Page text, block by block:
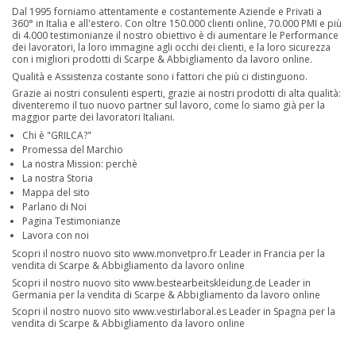
Dal 1995 forniamo attentamente e costantemente Aziende e Privati a
360° in Italia e all'estero. Con oltre 150.000 clienti online, 70.000 PMI e più
di 4.000 testimonianze il nostro obiettivo è di aumentare le Performance
dei lavoratori, la loro immagine agli occhi dei clienti, e la loro sicurezza
con i migliori prodotti di Scarpe & Abbigliamento da lavoro online.
Qualità e Assistenza costante sono i fattori che più ci distinguono.
Grazie ai nostri consulenti esperti, grazie ai nostri prodotti di alta qualità:
diventeremo il tuo nuovo partner sul lavoro, come lo siamo già per la
maggior parte dei lavoratori Italiani.
Chi è "GRILCA?"
Promessa del Marchio
La nostra Mission: perchè
La nostra Storia
Mappa del sito
Parlano di Noi
Pagina Testimonianze
Lavora con noi
Scopri il nostro nuovo sito www.monvetpro.fr Leader in Francia per la
vendita di Scarpe & Abbigliamento da lavoro online
Scopri il nostro nuovo sito www.bestearbeitskleidung.de Leader in
Germania per la vendita di Scarpe & Abbigliamento da lavoro online
Scopri il nostro nuovo sito www.vestirlaboral.es Leader in Spagna per la
vendita di Scarpe & Abbigliamento da lavoro online